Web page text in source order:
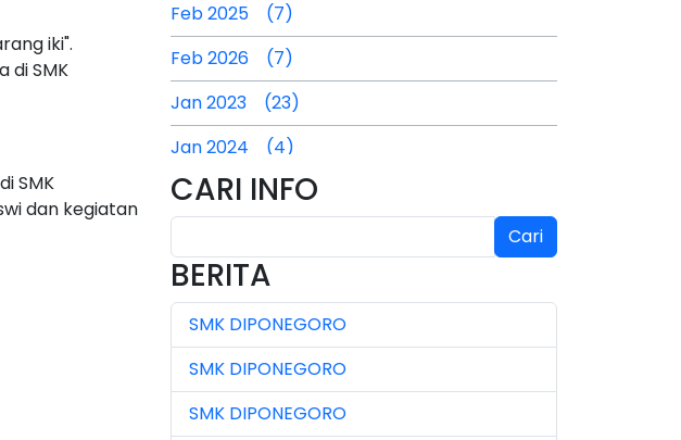
iki".
di SMK
SMK
dan kegiatan
Feb 2025 (7)
Feb 2026 (7)
Jan 2023 (23)
Jan 2024 (4)
Jan 2025 (4)
Jul 2025 (3)
Jul 2026 (4)
Jun 2023 (7)
Jun 2024 (3)
CARI INFO
Cari
BERITA
SMK DIPONEGORO
SMK DIPONEGORO
SMK DIPONEGORO